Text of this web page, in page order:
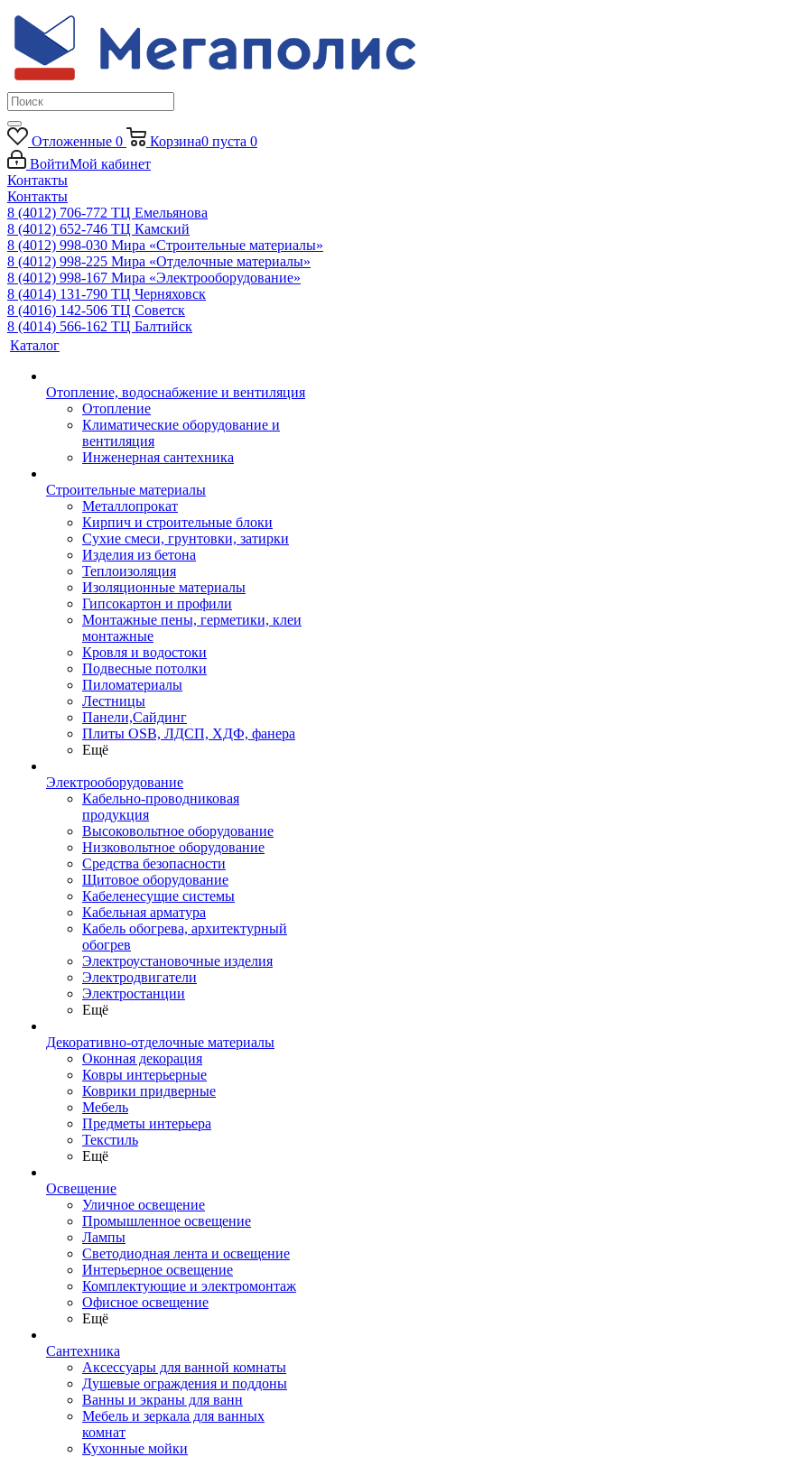
Отложенные 0 Корзина0 пуста 0
ВойтиМой кабинет
Контакты
Контакты
8 (4012) 706-772 ТЦ Емельянова
8 (4012) 652-746 ТЦ Камский
8 (4012) 998-030 Мира «Строительные материалы»
8 (4012) 998-225 Мира «Отделочные материалы»
8 (4012) 998-167 Мира «Электрооборудование»
8 (4014) 131-790 ТЦ Черняховск
8 (4016) 142-506 ТЦ Советск
8 (4014) 566-162 ТЦ Балтийск
Каталог
Отопление, водоснабжение и вентиляция
Отопление
Климатические оборудование и
вентиляция
Инженерная сантехника
Строительные материалы
Металлопрокат
Кирпич и строительные блоки
Сухие смеси, грунтовки, затирки
Изделия из бетона
Теплоизоляция
Изоляционные материалы
Гипсокартон и профили
Монтажные пены, герметики, клеи
монтажные
Кровля и водостоки
Подвесные потолки
Пиломатериалы
Лестницы
Панели,Сайдинг
Плиты OSB, ЛДСП, ХДФ, фанера
Ещё
Электрооборудование
Кабельно-проводниковая
продукция
Высоковольтное оборудование
Низковольтное оборудование
Средства безопасности
Щитовое оборудование
Кабеленесущие системы
Кабельная арматура
Кабель обогрева, архитектурный
обогрев
Электроустановочные изделия
Электродвигатели
Электростанции
Ещё
Декоративно-отделочные материалы
Оконная декорация
Ковры интерьерные
Коврики придверные
Мебель
Предметы интерьера
Текстиль
Ещё
Освещение
Уличное освещение
Промышленное освещение
Лампы
Светодиодная лента и освещение
Интерьерное освещение
Комплектующие и электромонтаж
Офисное освещение
Ещё
Сантехника
Аксессуары для ванной комнаты
Душевые ограждения и поддоны
Ванны и экраны для ванн
Мебель и зеркала для ванных
комнат
Кухонные мойки